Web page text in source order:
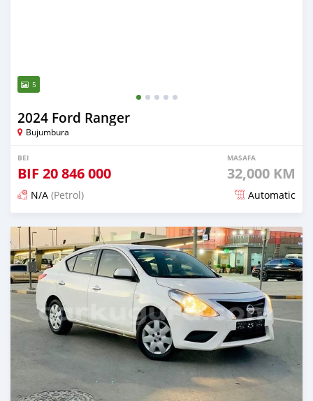
5
2024 Ford Ranger
Bujumbura
BEI
BIF 20 846 000
MASAFA
32,000 KM
N/A (Petrol) Automatic
Ilitangazwa miezi 3 iliopita